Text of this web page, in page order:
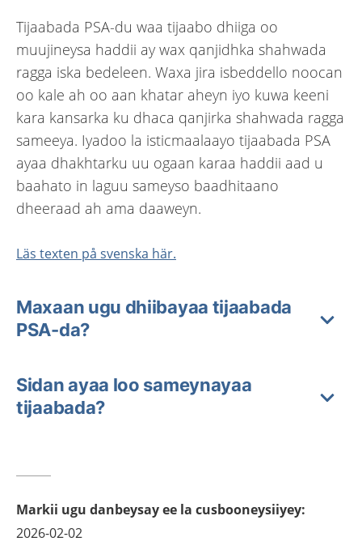
Tijaabada PSA-du waa tijaabo dhiiga oo
muujineysa haddii ay wax qanjidhka shahwada
ragga iska bedeleen. Waxa jira isbeddello noocan
oo kale ah oo aan khatar aheyn iyo kuwa keeni
kara kansarka ku dhaca qanjirka shahwada ragga
sameeya. Iyadoo la isticmaalaayo tijaabada PSA
ayaa dhakhtarku uu ogaan karaa haddii aad u
baahato in laguu sameyso baadhitaano
dheeraad ah ama daaweyn.
Läs texten på svenska här.
Maxaan ugu dhiibayaa tijaabada
PSA-da?
Sidan ayaa loo sameynayaa
tijaabada?
Markii ugu danbeysay ee la cusbooneysiiyey:
2026-02-02